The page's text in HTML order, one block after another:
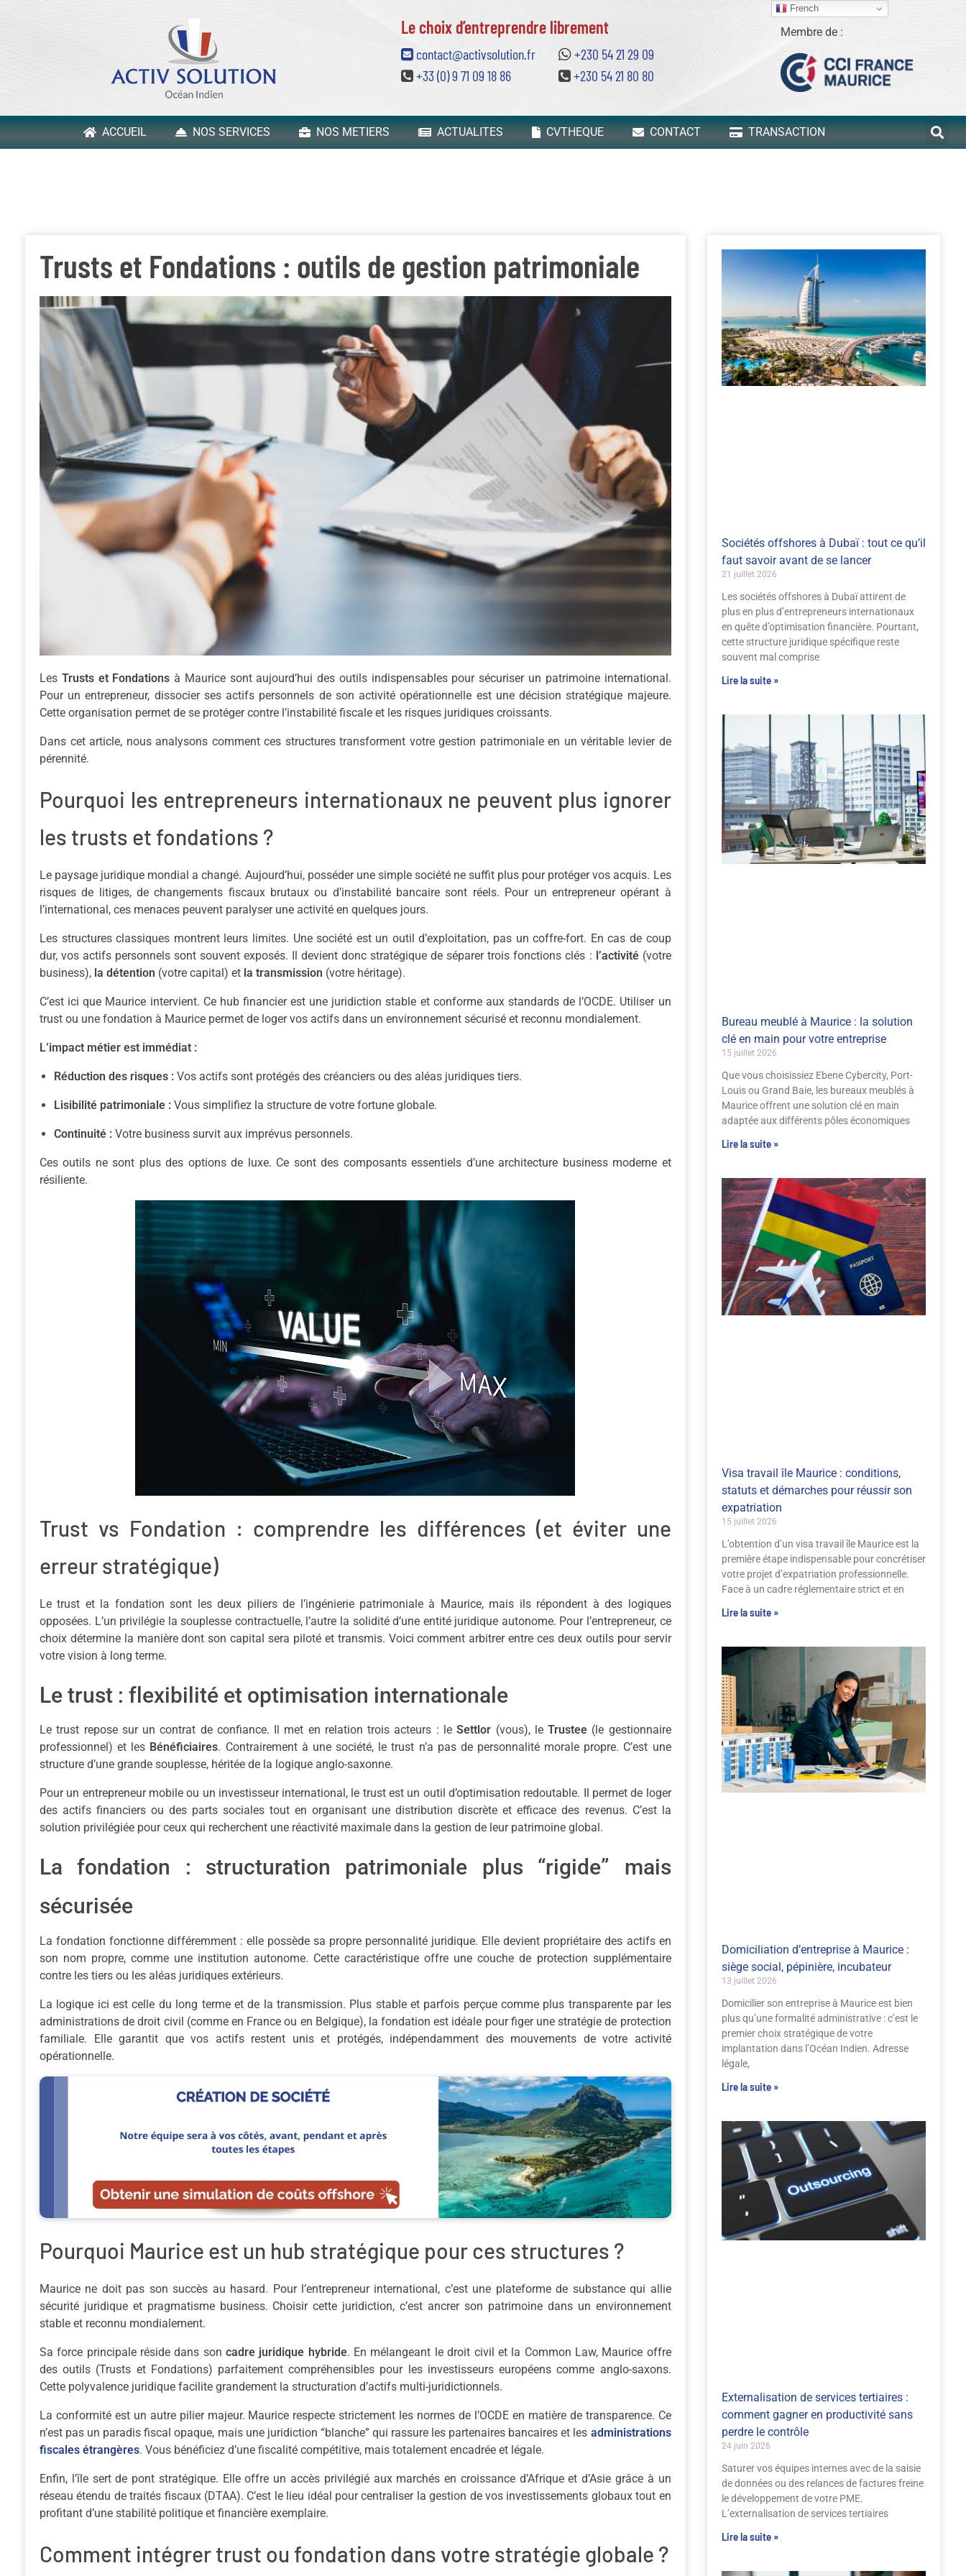
Le choix d’entreprendre librement
contact@activsolution.fr
+230 54 21 29 09
+33 (0) 9 71 09 18 86
+230 54 21 80 80
Membre de :
ACCUEIL NOS SERVICES NOS METIERS ACTUALITES CVTHEQUE CONTACT TRANSACTION
Trusts et Fondations : outils de gestion patrimoniale
Les Trusts et Fondations à Maurice sont aujourd’hui des outils indispensables pour sécuriser un patrimoine international.
Pour un entrepreneur, dissocier ses actifs personnels de son activité opérationnelle est une décision stratégique majeure.
Cette organisation permet de se protéger contre l’instabilité fiscale et les risques juridiques croissants.
Dans cet article, nous analysons comment ces structures transforment votre gestion patrimoniale en un véritable levier de
pérennité.
Pourquoi les entrepreneurs internationaux ne peuvent plus ignorer
les trusts et fondations ?
Le paysage juridique mondial a changé. Aujourd’hui, posséder une simple société ne suffit plus pour protéger vos acquis. Les
risques de litiges, de changements fiscaux brutaux ou d’instabilité bancaire sont réels. Pour un entrepreneur opérant à
l’international, ces menaces peuvent paralyser une activité en quelques jours.
Les structures classiques montrent leurs limites. Une société est un outil d’exploitation, pas un coffre-fort. En cas de coup
dur, vos actifs personnels sont souvent exposés. Il devient donc stratégique de séparer trois fonctions clés : l’activité(votre
business), la détention (votre capital) et la transmission (votre héritage).
C’est ici que Maurice intervient. Ce hub financier est une juridiction stable et conforme aux standards de l’OCDE. Utiliser un
trust ou une fondation à Maurice permet de loger vos actifs dans un environnement sécurisé et reconnu mondialement.
L’impact métier est immédiat :
Réduction des risques : Vos actifs sont protégés des créanciers ou des aléas juridiques tiers.
Lisibilité patrimoniale : Vous simplifiez la structure de votre fortune globale.
Continuité : Votre business survit aux imprévus personnels.
Ces outils ne sont plus des options de luxe. Ce sont des composants essentiels d’une architecture business moderne et
résiliente.
Trust vs Fondation : comprendre les différences (et éviter une
erreur stratégique)
Le trust et la fondation sont les deux piliers de l’ingénierie patrimoniale à Maurice, mais ils répondent à des logiques
opposées. L’un privilégie la souplesse contractuelle, l’autre la solidité d’une entité juridique autonome. Pour l’entrepreneur, ce
choix détermine la manière dont son capital sera piloté et transmis. Voici comment arbitrer entre ces deux outils pour servir
votre vision à long terme.
Le trust : flexibilité et optimisation internationale
Le trust repose sur un contrat de confiance. Il met en relation trois acteurs : leSettlor (vous), leTrustee (le gestionnaire
professionnel) et les Bénéficiaires. Contrairement à une société, le trust n’a pas de personnalité morale propre. C’est une
structure d’une grande souplesse, héritée de la logique anglo-saxonne.
Pour un entrepreneur mobile ou un investisseur international, le trust est un outil d’optimisation redoutable. Il permet de loger
des actifs financiers ou des parts sociales tout en organisant une distribution discrète et efficace des revenus. C’est la
solution privilégiée pour ceux qui recherchent une réactivité maximale dans la gestion de leur patrimoine global.
La fondation : structuration patrimoniale plus “rigide” mais
sécurisée
La fondation fonctionne différemment : elle possède sa propre personnalité juridique. Elle devient propriétaire des actifs en
son nom propre, comme une institution autonome. Cette caractéristique offre une couche de protection supplémentaire
contre les tiers ou les aléas juridiques extérieurs.
La logique ici est celle du long terme et de la transmission. Plus stable et parfois perçue comme plus transparente par les
administrations de droit civil (comme en France ou en Belgique), la fondation est idéale pour figer une stratégie de protection
familiale. Elle garantit que vos actifs restent unis et protégés, indépendamment des mouvements de votre activité
opérationnelle.
Pourquoi Maurice est un hub stratégique pour ces structures ?
Maurice ne doit pas son succès au hasard. Pour l’entrepreneur international, c’est une plateforme de substance qui allie
sécurité juridique et pragmatisme business. Choisir cette juridiction, c’est ancrer son patrimoine dans un environnement
stable et reconnu mondialement.
Sa force principale réside dans soncadre juridique hybride. En mélangeant le droit civil et la Common Law, Maurice offre
des outils (Trusts et Fondations) parfaitement compréhensibles pour les investisseurs européens comme anglo-saxons.
Cette polyvalence juridique facilite grandement la structuration d’actifs multi-juridictionnels.
La conformité est un autre pilier majeur. Maurice respecte strictement les normes de l’OCDE en matière de transparence. Ce
n’est pas un paradis fiscal opaque, mais une juridiction “blanche” qui rassure les partenaires bancaires et les administrations
fiscales étrangères. Vous bénéficiez d’une fiscalité compétitive, mais totalement encadrée et légale.
Enfin, l’île sert de pont stratégique. Elle offre un accès privilégié aux marchés en croissance d’Afrique et d’Asie grâce à un
réseau étendu de traités fiscaux (DTAA). C’est le lieu idéal pour centraliser la gestion de vos investissements globaux tout en
profitant d’une stabilité politique et financière exemplaire.
Comment intégrer trust ou fondation dans votre stratégie globale ?
Sociétés offshores à Dubaï : tout ce qu’il
faut savoir avant de se lancer
21 juillet 2026
Les sociétés offshores à Dubaï attirent de
plus en plus d’entrepreneurs internationaux
en quête d’optimisation financière. Pourtant,
cette structure juridique spécifique reste
souvent mal comprise
Lire la suite »
Bureau meublé à Maurice : la solution
clé en main pour votre entreprise
15 juillet 2026
Que vous choisissiez Ebene Cybercity, Port-
Louis ou Grand Baie, les bureaux meublés à
Maurice offrent une solution clé en main
adaptée aux différents pôles économiques
Lire la suite »
Visa travail île Maurice : conditions,
statuts et démarches pour réussir son
expatriation
15 juillet 2026
L’obtention d’un visa travail île Maurice est la
première étape indispensable pour concrétiser
votre projet d’expatriation professionnelle.
Face à un cadre réglementaire strict et en
Lire la suite »
Domiciliation d’entreprise à Maurice :
siège social, pépinière, incubateur
13 juillet 2026
Domicilier son entreprise à Maurice est bien
plus qu’une formalité administrative : c’est le
premier choix stratégique de votre
implantation dans l’Océan Indien. Adresse
légale,
Lire la suite »
Externalisation de services tertiaires :
comment gagner en productivité sans
perdre le contrôle
24 juin 2026
Saturer vos équipes internes avec de la saisie
de données ou des relances de factures freine
le développement de votre PME.
L’externalisation de services tertiaires
Lire la suite »
French